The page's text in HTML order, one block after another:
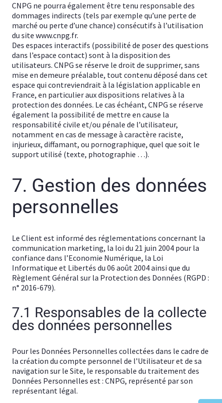
CNPG ne pourra également être tenu responsable des
dommages indirects (tels par exemple qu’une perte de
marché ou perte d’une chance) consécutifs à l’utilisation
du site www.cnpg.fr.
Des espaces interactifs (possibilité de poser des questions
dans l’espace contact) sont à la disposition des
utilisateurs. CNPG se réserve le droit de supprimer, sans
mise en demeure préalable, tout contenu déposé dans cet
espace qui contreviendrait à la législation applicable en
France, en particulier aux dispositions relatives à la
protection des données. Le cas échéant, CNPG se réserve
également la possibilité de mettre en cause la
responsabilité civile et/ou pénale de l’utilisateur,
notamment en cas de message à caractère raciste,
injurieux, diffamant, ou pornographique, quel que soit le
support utilisé (texte, photographie …).
7. Gestion des données
personnelles
Le Client est informé des réglementations concernant la
communication marketing, la loi du 21 juin 2004 pour la
confiance dans l’Economie Numérique, la Loi
Informatique et Libertés du 06 août 2004 ainsi que du
Règlement Général sur la Protection des Données (RGPD :
n° 2016-679).
7.1 Responsables de la collecte
des données personnelles
Pour les Données Personnelles collectées dans le cadre de
la création du compte personnel de l’Utilisateur et de sa
navigation sur le Site, le responsable du traitement des
Données Personnelles est : CNPG, représenté par son
représentant légal.